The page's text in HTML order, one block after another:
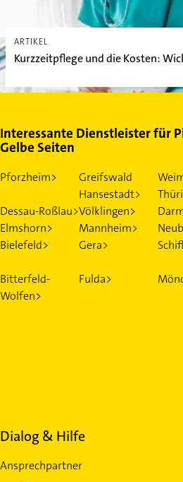
ARTIKEL
Kurzzeitpflege und die Kosten:
Interessante Dienstleister für
Gelbe Seiten
Pforzheim>
Greifswald
Hansestadt>
Dessau-Roßlau>Völklingen>
Elmshorn>
Mannheim>
Bielefeld>
Gera>
Bitterfeld-
Wolfen>
Fulda>
Dialog & Hilfe
Ansprechpartner